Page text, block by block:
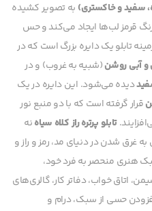
به تصویر کشیده
قرمز لب‌ها ایجاد می‌کند و حس
تابلو یک دایره بزرگ است که در
و آبی روشن(شبیه به غروب) و در
دیده می‌شود. این دایره در یک
قرار گرفته است که با دو منبع نور
تابلو پرتره راز کلاه سیاهنه
غرق شدن در دنیای مد، رمز و راز و
هنری منحصر به فرد خود،
اتاق خواب، دفاتر کار، گالری‌های
حسی از سبک، درام و